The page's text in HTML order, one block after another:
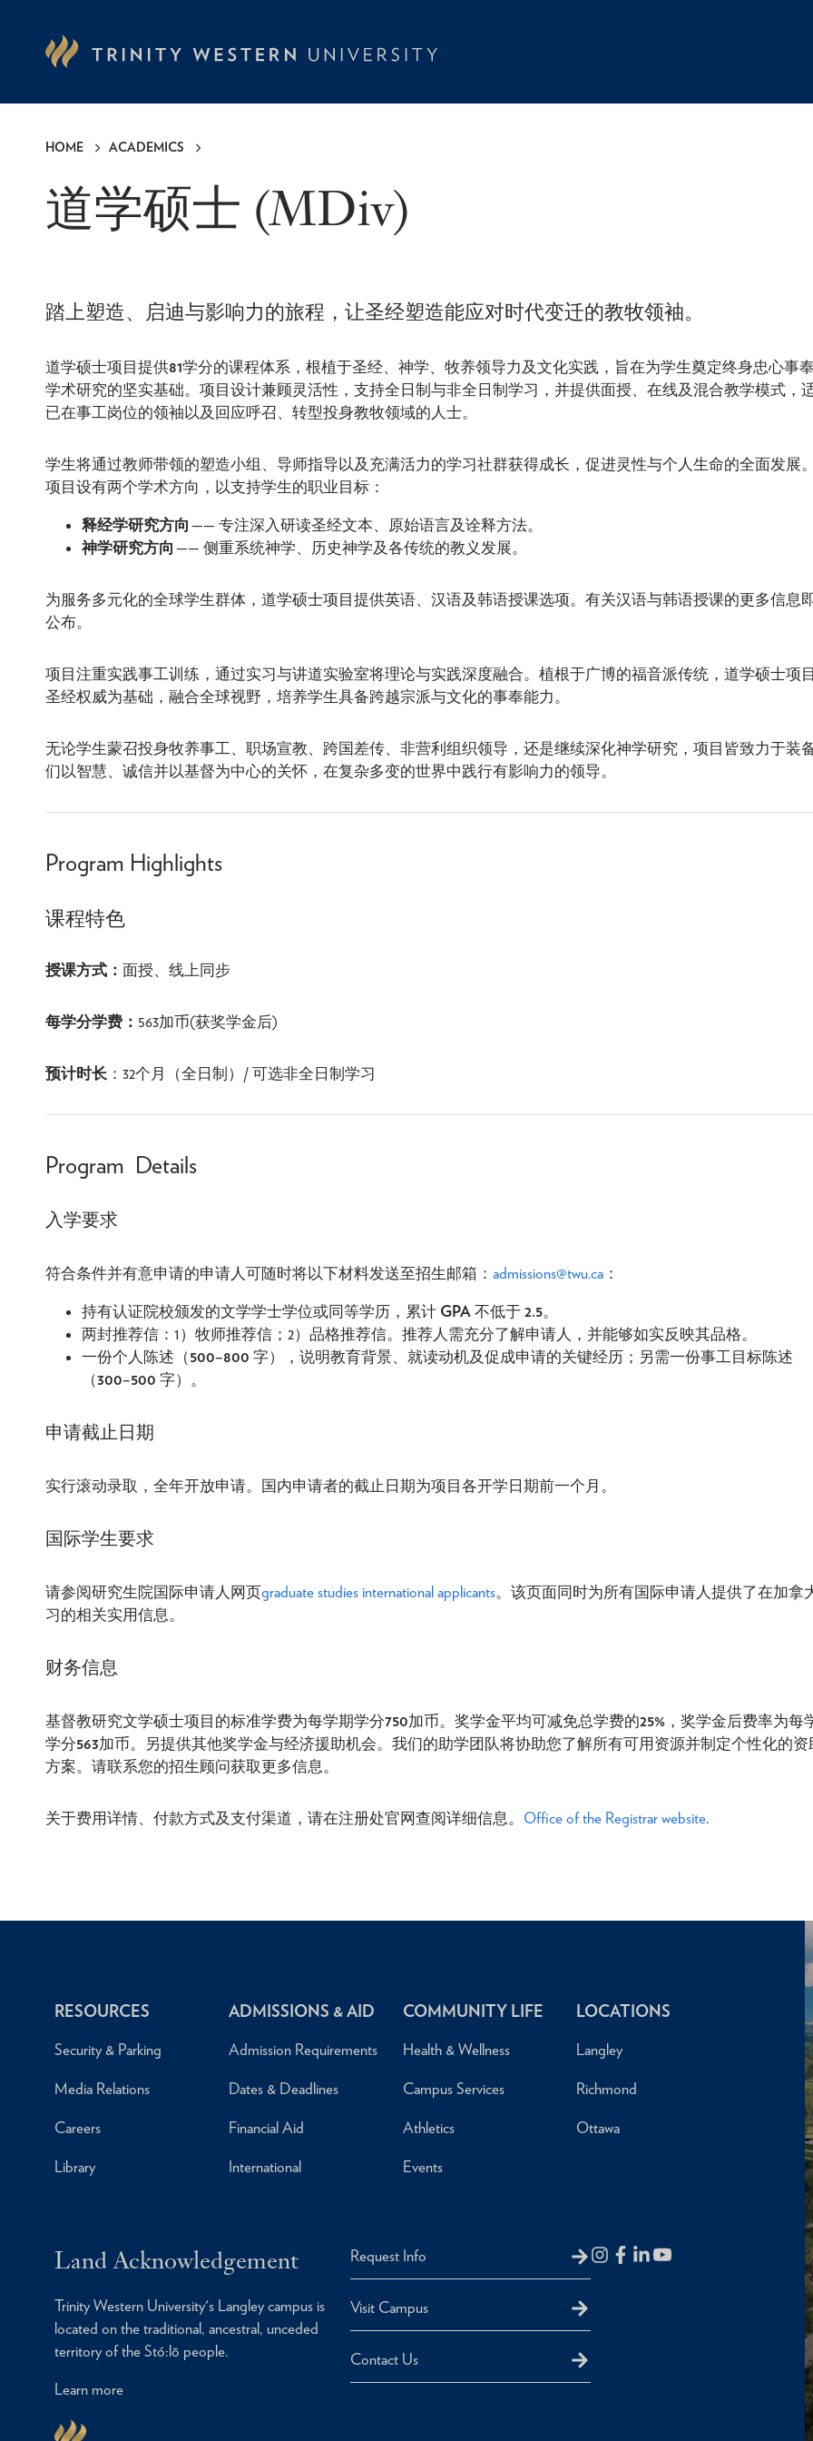
HOME ACADEMICS
道学硕士 (MDiv)
踏上塑造、启迪与影响力的旅程，让圣经塑造能应对时代变迁的教牧领袖。
道学硕士项目提供81学分的课程体系，根植于圣经、神学、牧养领导力及文化实践，旨在为学生奠定终身忠心事
学术研究的坚实基础。项目设计兼顾灵活性，支持全日制与非全日制学习，并提供面授、在线及混合教学模式，
已在事工岗位的领袖以及回应呼召、转型投身教牧领域的人士。
学生将通过教师带领的塑造小组、导师指导以及充满活力的学习社群获得成长，促进灵性与个人生命的全面发展
项目设有两个学术方向，以支持学生的职业目标：
释经学研究方向 —— 专注深入研读圣经文本、原始语言及诠释方法。
神学研究方向 —— 侧重系统神学、历史神学及各传统的教义发展。
为服务多元化的全球学生群体，道学硕士项目提供英语、汉语及韩语授课选项。有关汉语与韩语授课的更多信息
公布。
项目注重实践事工训练，通过实习与讲道实验室将理论与实践深度融合。植根于广博的福音派传统，道学硕士项
圣经权威为基础，融合全球视野，培养学生具备跨越宗派与文化的事奉能力。
无论学生蒙召投身牧养事工、职场宣教、跨国差传、非营利组织领导，还是继续深化神学研究，项目皆致力于装
们以智慧、诚信并以基督为中心的关怀，在复杂多变的世界中践行有影响力的领导。
Program Highlights
课程特色
授课方式： 面授、线上同步
每学分学费： 563加币(获奖学金后)
预计时长 ：32个月（全日制）/ 可选非全日制学习
Program Details
入学要求
符合条件并有意申请的申请人可随时将以下材料发送至招生邮箱： admissions@twu.ca ：
持有认证院校颁发的文学学士学位或同等学历，累计 GPA 不低于 2.5。
两封推荐信：1）牧师推荐信；2）品格推荐信。推荐人需充分了解申请人，并能够如实反映其品格。
一份个人陈述（500–800 字），说明教育背景、就读动机及促成申请的关键经历；另需一份事工目标陈述
（300–500 字）。
申请截止日期
实行滚动录取，全年开放申请。国内申请者的截止日期为项目各开学日期前一个月。
国际学生要求
请参阅研究生院国际申请人网页graduate studies international applicants。该页面同时为所有国际申请人提供了在加拿
习的相关实用信息。
财务信息
基督教研究文学硕士项目的标准学费为每学期学分750加币。奖学金平均可减免总学费的25% ，奖学金后费率为每
学分563加币。另提供其他奖学金与经济援助机会。我们的助学团队将协助您了解所有可用资源并制定个性化的资
方案。请联系您的招生顾问获取更多信息。
关于费用详情、付款方式及支付渠道，请在注册处官网查阅详细信息。 Office of the Registrar website.
RESOURCES
Security & Parking
Media Relations
Careers
Library
ADMISSIONS & AID
Admission Requirements
Dates & Deadlines
Financial Aid
International
COMMUNITY LIFE
Health & Wellness
Campus Services
Athletics
Events
LOCATIONS
Langley
Richmond
Ottawa
Land Acknowledgement
Trinity Western University's Langley campus is
located on the traditional, ancestral, unceded
territory of the Stó:lō people.
Learn more
Request Info
Visit Campus
Contact Us